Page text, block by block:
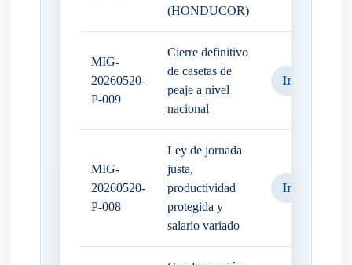
(HONDUCOR)
MIG-
20260520-
P-009
Cierre definitivo
de casetas de
peaje a nivel
nacional
Iniciativa
MIG-
20260520-
P-008
Ley de jornada
justa,
productividad
protegida y
salario variado
Iniciativa